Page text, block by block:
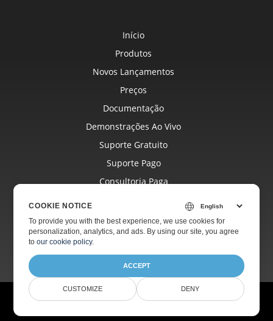
Início
Produtos
Novos Lançamentos
Preços
Documentação
Demonstrações Ao Vivo
Suporte Gratuito
Suporte Pago
Consultoria Paga
Sites
Sobre
© Aspose Pty Ltd 2001-2026. Todos os direitos reservados.
COOKIE NOTICE
To provide you with the best experience, we use cookies for
personalization, analytics, and ads. By using our site, you agree
toour cookie policy.
ACCEPT
CUSTOMIZE DENY